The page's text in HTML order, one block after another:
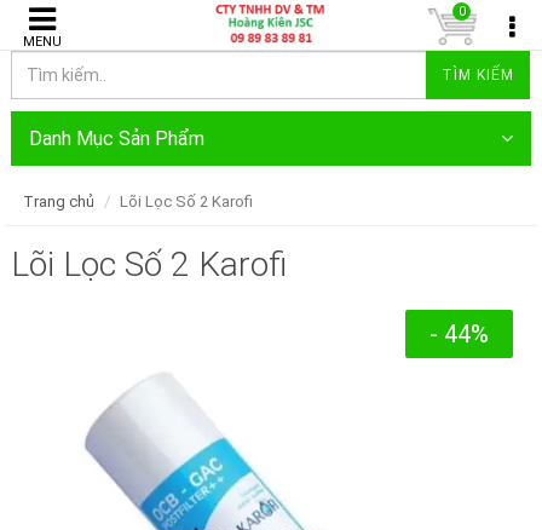
MENU
TÌM KIẾM
0
Danh Mục Sản Phẩm
Trang chủ Lõi Lọc Số 2 Karofi
Lõi Lọc Số 2 Karofi
- 44%